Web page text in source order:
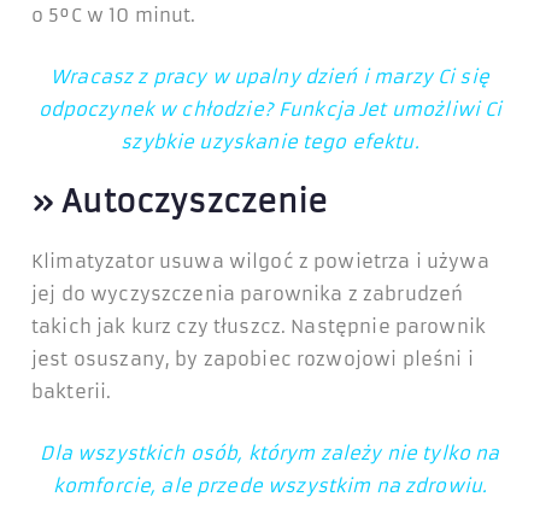
o 5ºC w 10 minut.
Wracasz z pracy w upalny dzień i marzy Ci się
odpoczynek w chłodzie? Funkcja Jet umożliwi Ci
szybkie uzyskanie tego efektu.
»Autoczyszczenie
Klimatyzator usuwa wilgoć z powietrza i używa
jej do wyczyszczenia parownika z zabrudzeń
takich jak kurz czy tłuszcz. Następnie parownik
jest osuszany, by zapobiec rozwojowi pleśni i
bakterii.
Dla wszystkich osób, którym zależy nie tylko na
komforcie, ale przede wszystkim na zdrowiu.